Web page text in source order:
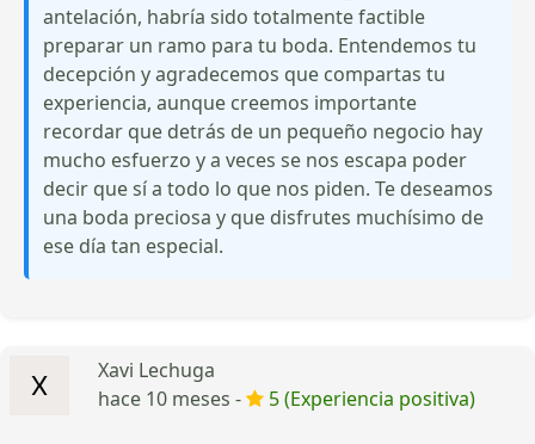
antelación, habría sido totalmente factible
preparar un ramo para tu boda. Entendemos tu
decepción y agradecemos que compartas tu
experiencia, aunque creemos importante
recordar que detrás de un pequeño negocio hay
mucho esfuerzo y a veces se nos escapa poder
decir que sí a todo lo que nos piden. Te deseamos
una boda preciosa y que disfrutes muchísimo de
ese día tan especial.
Xavi Lechuga
hace 10 meses -
5 (Experiencia positiva)